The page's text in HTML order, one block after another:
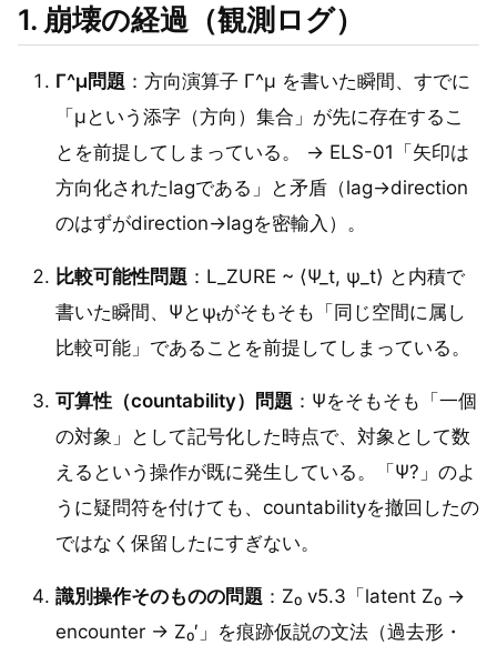
1. 崩壊の経過（観測ログ）
Γ^μ問題 ：方向演算子 Γ^μ を書いた瞬間、すでに
「μという添字（方向）集合」が先に存在するこ
とを前提してしまっている。 → ELS-01「矢印は
方向化されたlagである」と矛盾（lag→direction
のはずがdirection→lagを密輸入）。
比較可能性問題 ：L_ZURE ~ ⟨Ψ_t, ψ_t⟩ と内積で
書いた瞬間、Ψとψₜがそもそも「同じ空間に属し
比較可能」であることを前提してしまっている。
可算性（countability）問題 ：Ψをそもそも「一個
の対象」として記号化した時点で、対象として数
えるという操作が既に発生している。「Ψ?」のよ
うに疑問符を付けても、countabilityを撤回したの
ではなく保留したにすぎない。
識別操作そのものの問題 ：Z₀ v5.3「latent Z₀ →
encounter → Z₀′」を痕跡仮説の文法（過去形・